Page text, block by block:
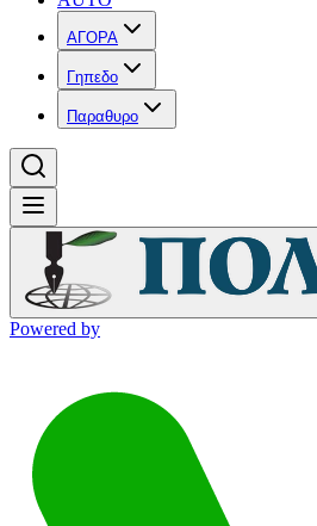
ΑΓΟΡΑ
Γηπεδο
Παραθυρο
Powered by